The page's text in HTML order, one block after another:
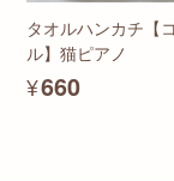
タオルハンカチ【
ル】猫ピアノ
¥660